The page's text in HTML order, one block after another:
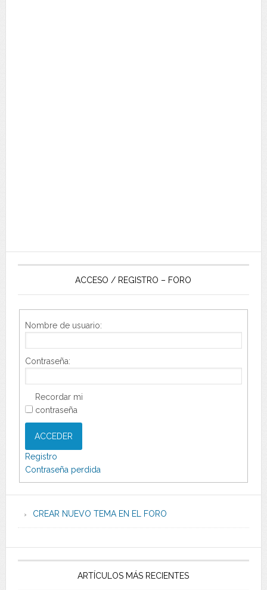
ACCESO / REGISTRO – FORO
Nombre de usuario:
Contraseña:
Recordar mi
contraseña
ACCEDER
Registro
Contraseña perdida
CREAR NUEVO TEMA EN EL FORO
ARTÍCULOS MÁS RECIENTES